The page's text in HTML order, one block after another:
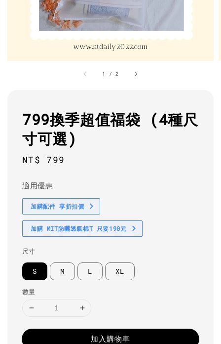
1 /2
799換季超值福袋 (4種尺
寸可選)
Regular
NT$ 799
適用優惠
加購配件 享折扣價
加購 MIT防曬透氣棉T 只要190元
尺寸
S M L XL
數量
加入購物車